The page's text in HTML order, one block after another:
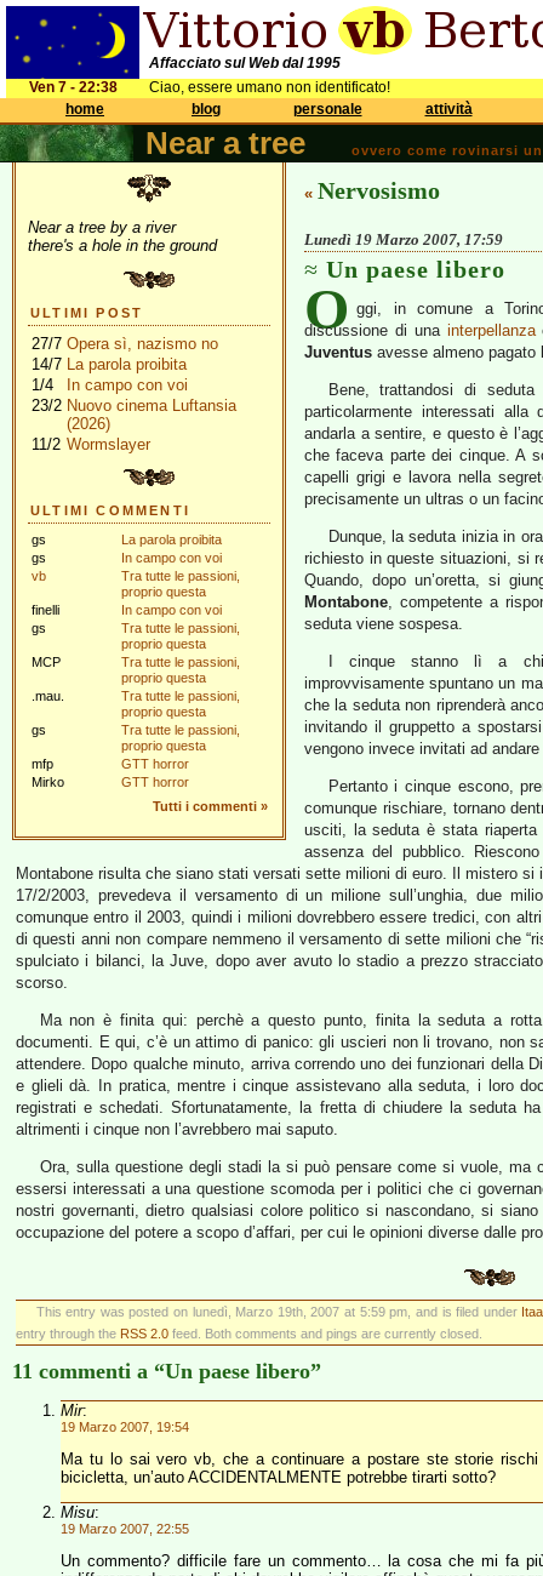
Affacciato sul Web dal 1995
Ven 7 - 22:38
Ciao, essere umano non identificato!
home
blog personale attività
Near a tree ovvero come rovinarsi
Near a tree by a river
there's a hole in the ground
ULTIMI POST
27/7 Opera sì, nazismo no
14/7 La parola proibita
1/4
In campo con voi
23/2 Nuovo cinema Luftansia
(2026)
11/2 Wormslayer
ULTIMI COMMENTI
gs
La parola proibita
gs
In campo con voi
vb
Tra tutte le passioni,
proprio questa
finelli
In campo con voi
gs
Tra tutte le passioni,
proprio questa
MCP
Tra tutte le passioni,
proprio questa
.mau.
Tra tutte le passioni,
proprio questa
gs
Tra tutte le passioni,
proprio questa
mfp
GTT horror
Mirko
GTT horror
Tutti i commenti »
« Nervosismo
Lunedì 19 Marzo 2007, 17:59
Un paese libero
O ggi, in comune a
discussione di una interpellanza
Juventus avesse almeno
Bene, trattandosi di
particolarmente interessati
andarla a sentire, e questo è
che faceva parte dei cinque. A
capelli grigi e lavora nella
precisamente un ultras o un
Dunque, la seduta inizia in
richiesto in queste situazioni, si
Quando, dopo un’oretta, si
Montabone, competente a
seduta viene sospesa.
I cinque stanno lì a
improvvisamente spuntano un
che la seduta non riprenderà
invitando il gruppetto a
vengono invece invitati ad
Pertanto i cinque escono,
comunque rischiare, tornano
usciti, la seduta è stata
assenza del pubblico.
Montabone risulta che siano stati versati sette milioni di euro. Il mistero si
17/2/2003, prevedeva il versamento di un milione sull’unghia, due
comunque entro il 2003, quindi i milioni dovrebbero essere tredici, con
di questi anni non compare nemmeno il versamento di sette milioni che
spulciato i bilanci, la Juve, dopo aver avuto lo stadio a prezzo
scorso.
Ma non è finita qui: perchè a questo punto, finita la seduta a
documenti. E qui, c’è un attimo di panico: gli uscieri non li trovano, non
attendere. Dopo qualche minuto, arriva correndo uno dei funzionari della
e glieli dà. In pratica, mentre i cinque assistevano alla seduta, i loro
registrati e schedati. Sfortunatamente, la fretta di chiudere la seduta
altrimenti i cinque non l’avrebbero mai saputo.
Ora, sulla questione degli stadi la si può pensare come si vuole,
essersi interessati a una questione scomoda per i politici che ci
nostri governanti, dietro qualsiasi colore politico si nascondano, si
occupazione del potere a scopo d’affari, per cui le opinioni diverse dalle
This entry was posted on lunedì, Marzo 19th, 2007 at 5:59 pm, and is filed under
entry through the RSS 2.0 feed. Both comments and pings are currently closed.
11 commenti a “Un paese libero”
Mir:
19 Marzo 2007, 19:54
Ma tu lo sai vero vb, che a continuare a postare ste storie
bicicletta, un’auto ACCIDENTALMENTE potrebbe tirarti sotto?
Misu:
19 Marzo 2007, 22:55
Un commento? difficile fare un commento… la cosa che mi fa